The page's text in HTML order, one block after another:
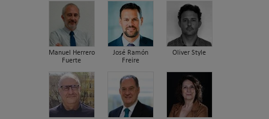
Manuel Herrero
Fuerte
José Ramón
Freire
Oliver Style